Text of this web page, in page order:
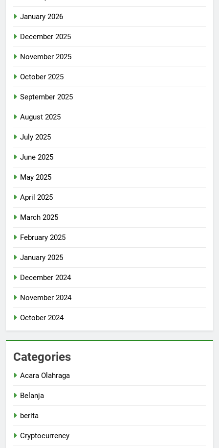
January 2026
December 2025
November 2025
October 2025
September 2025
August 2025
July 2025
June 2025
May 2025
April 2025
March 2025
February 2025
January 2025
December 2024
November 2024
October 2024
Categories
Acara Olahraga
Belanja
berita
Cryptocurrency